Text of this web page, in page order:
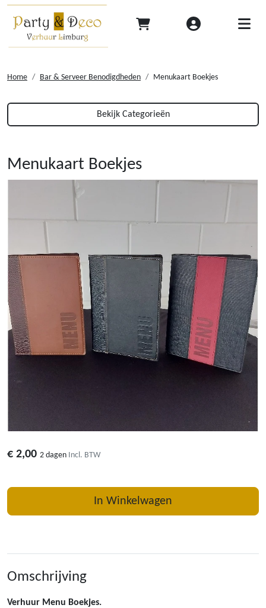
Home Bar & Serveer Benodigdheden Menukaart Boekjes
Bekijk Categorieën
Menukaart Boekjes
€ 2,00 2 dagen Incl. BTW
In Winkelwagen
Omschrijving
Verhuur Menu Boekjes.